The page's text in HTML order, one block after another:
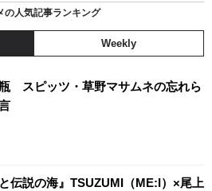
の人気記事ランキング
Weekly
スピッツ・草野マサムネの忘れら
と伝説の海』TSUZUMI（ME:I）×尾上